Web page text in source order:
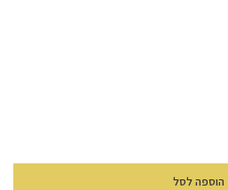
הוספה לסל